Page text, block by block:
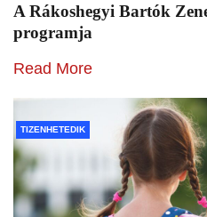
A Rákoshegyi Bartók
programja
Read More
TIZENHETEDIK